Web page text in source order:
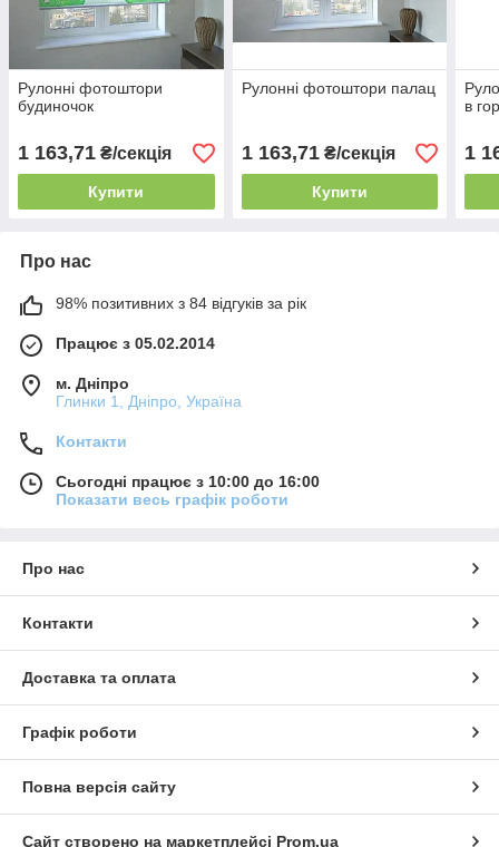
Рулонні фотоштори
будиночок
1 163,71 ₴/секція
Купити
Рулонні фотоштори палац
1 163,71₴/секція
Купити
в
1
Про нас
98% позитивних з 84 відгуків за рік
Працює з 05.02.2014
м. Дніпро
Глинки 1, Дніпро, Україна
Контакти
Сьогодні працює з 10:00 до 16:00
Показати весь графік роботи
Про нас
Контакти
Доставка та оплата
Графік роботи
Повна версія сайту
Сайт створено на маркетплейсі Prom.ua